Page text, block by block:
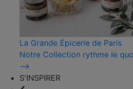
La Grande Épicerie de Paris
Notre Collection rythme le
⟶
S'INSPIRER